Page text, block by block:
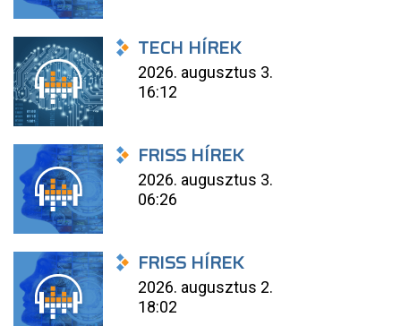
TECH HÍREK
2026. augusztus 3.
16:12
FRISS HÍREK
2026. augusztus 3.
06:26
FRISS HÍREK
2026. augusztus 2.
18:02